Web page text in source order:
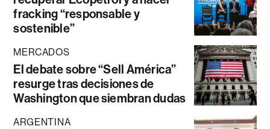
fracking “responsable y
sostenible”
MERCADOS
El debate sobre “Sell América”
resurge tras decisiones de
Washington que siembran dudas
ARGENTINA